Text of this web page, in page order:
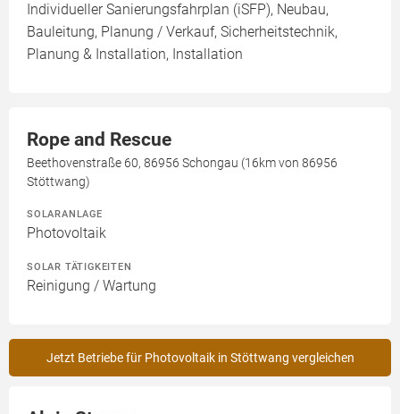
Individueller Sanierungsfahrplan (iSFP), Neubau,
Bauleitung, Planung / Verkauf, Sicherheitstechnik,
Planung & Installation, Installation
Rope and Rescue
Beethovenstraße 60, 86956 Schongau (16km von 86956
Stöttwang)
SOLARANLAGE
Photovoltaik
SOLAR TÄTIGKEITEN
Reinigung / Wartung
Jetzt Betriebe für Photovoltaik in Stöttwang vergleichen